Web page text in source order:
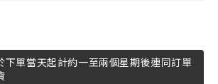
下單當天起計約一至兩個星期後連同訂單